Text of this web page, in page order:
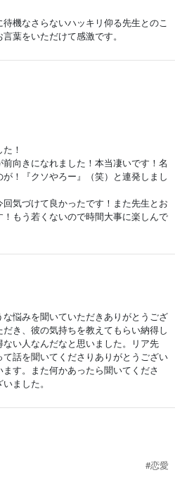
機なさらないハッキリ仰る先生とのこ
葉をいただけて感激です。
！
向きになれました！本当凄いです！名
！『クソやろー』（笑）と連発しまし
気づけて良かったです！また先生とお
もう若くないので時間大事に楽しんで
悩みを聞いていただきありがとうござ
き、彼の気持ちを教えてもらい納得し
い人なんだなと思いました。リア先
話を聞いてくださりありがとうござい
す。また何かあったら聞いてくださ
ました。
#恋愛